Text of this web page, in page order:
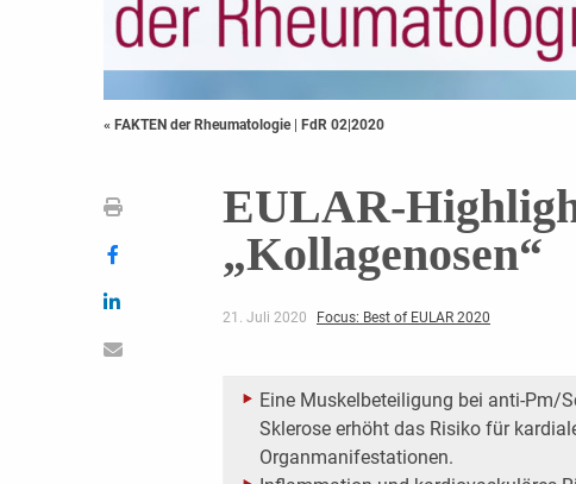
« FAKTEN der Rheumatologie | FdR 02|2020
EULAR-
„Kollagenosen“
21. Juli 2020 Focus: Best of EULAR 2020
Eine Muskelbeteiligung bei anti-Pm/
Sklerose erhöht das Risiko für
Organmanifestationen.